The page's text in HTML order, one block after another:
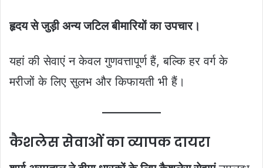
हृदय से जुड़ी अन्य जटिल बीमारियों का उपचार।
यहां की सेवाएं न केवल गुणवत्तापूर्ण हैं, बल्कि हर वर्ग के
मरीजों के लिए सुलभ और किफायती भी हैं।
कैशलेस सेवाओं का व्यापक दायरा